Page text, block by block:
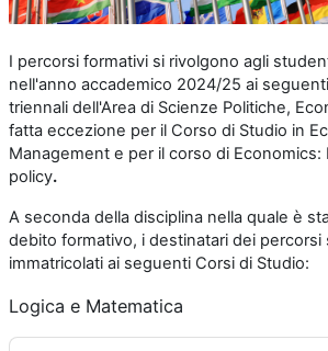
I percorsi formativi si rivolgono agli
nell'anno accademico 2024/25 ai
triennali dell'Area di Scienze Politiche,
fatta eccezione per il Corso di Studio in
Management e per il corso di Economics:
policy.
A seconda della disciplina nella quale è
debito formativo, i destinatari dei
immatricolati ai seguenti Corsi di Studio:
Logica e Matematica